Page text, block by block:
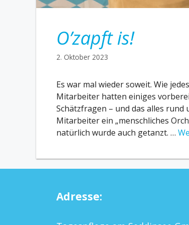
O’zapft is!
2. Oktober 2023
Es war mal wieder soweit. Wie
Mitarbeiter hatten einiges
Schätzfragen – und das alles
Mitarbeiter ein „menschliches
natürlich wurde auch getanzt. …
Adresse: